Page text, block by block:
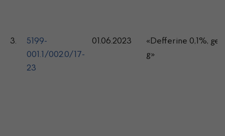
3.
5199-
001.1/002.0/17-
23
01.06.2023
«Defferine 0,1%, gel
g»